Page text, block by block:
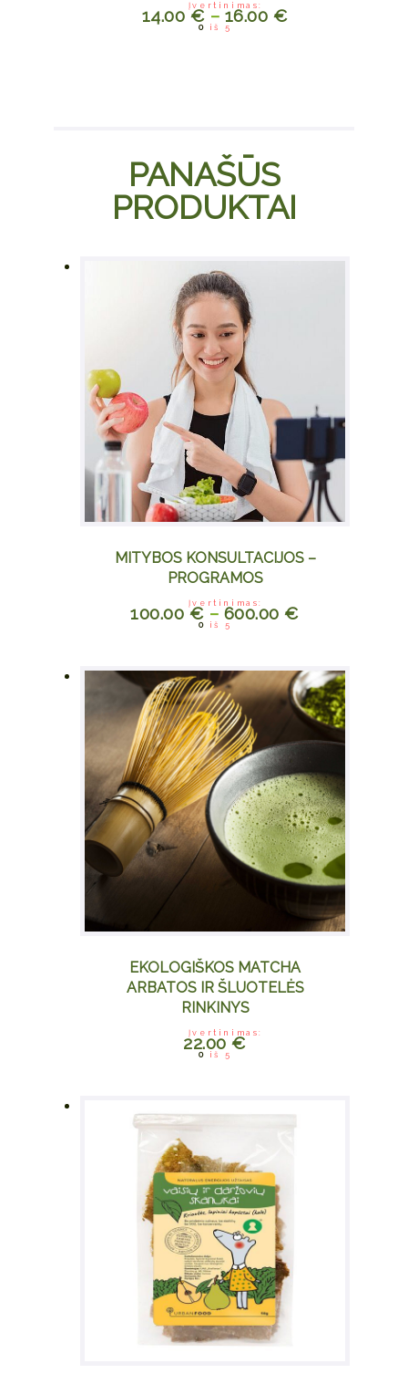
Įvertinimas:
0 iš 5
14.00€ – 16.00 €
PANAŠŪS
PRODUKTAI
MITYBOS KONSULTACIJOS –
PROGRAMOS
Įvertinimas:
0 iš 5
100.00€ – 600.00€
multiple
variants.
The
options
may be
chosen
on the
product
page
EKOLOGIŠKOS MATCHA
ARBATOS IR ŠLUOTELĖS
RINKINYS
Įvertinimas:
0 iš 5
22.00€